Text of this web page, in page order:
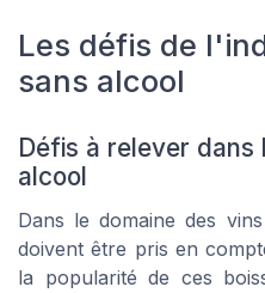
Les défis de
sans alcool
Défis à relever
alcool
Dans le domaine des
doivent être pris en
la popularité de ces